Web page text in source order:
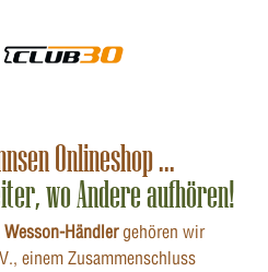
Onlineshop ...
wo Andere aufhören!
Händlergehören wir
einem Zusammenschluss